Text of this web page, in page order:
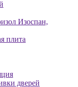
Изоспан,
плита